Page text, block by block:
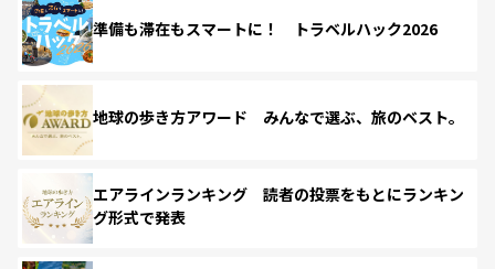
準備も滞在もスマートに！ トラベルハック2026
地球の歩き方アワード みんなで選ぶ、旅のベスト。
エアラインランキング 読者の投票をもとにランキン
グ形式で発表